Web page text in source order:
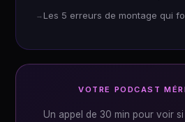
Les 5 erreurs de montage qui
VOTRE PODCAST
Un appel de 30 min pour voir